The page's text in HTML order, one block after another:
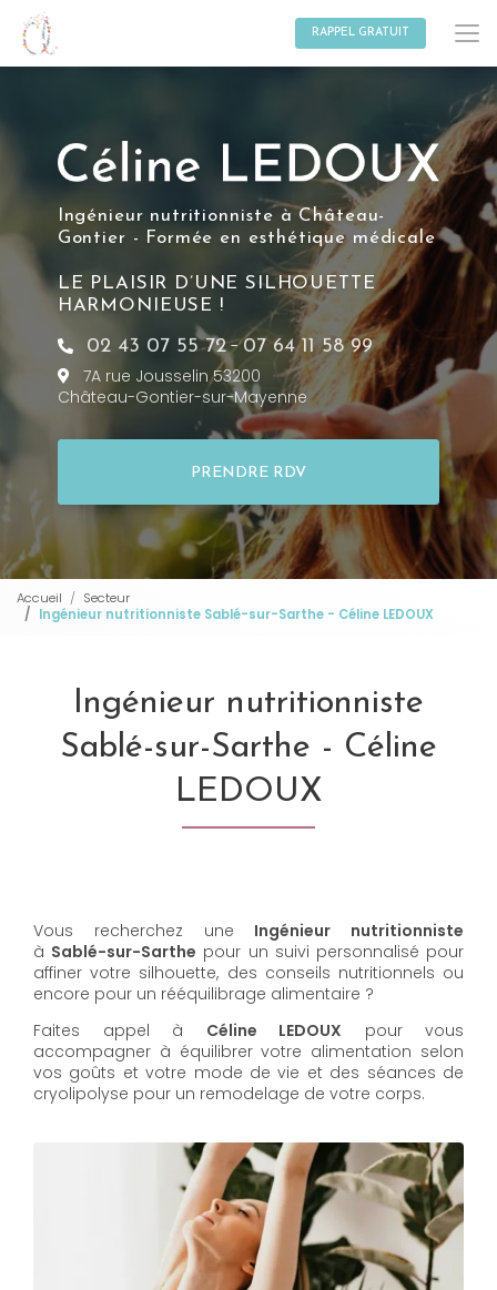
contenu
principal
RAPPEL GRATUIT
Ingénieur nutritionniste à Château-
Gontier - Formée en esthétique médicale
LE PLAISIR D’UNE SILHOUETTE
HARMONIEUSE !
02 43 07 55 72-07 64 11 58 99
7A rue Jousselin 53200
Château-Gontier-sur-Mayenne
PRENDRE RDV
Accueil
Secteur
Ingénieur nutritionniste Sablé-sur-Sarthe - Céline LEDOUX
Ingénieur nutritionniste
Sablé-sur-Sarthe - Céline
LEDOUX
Vous recherchez une Ingénieur nutritionniste
à Sablé-sur-Sarthe pour un suivi personnalisé pour
affiner votre silhouette, des conseils nutritionnels ou
encore pour un rééquilibrage alimentaire ?
Faites appel à Céline LEDOUX pour vous
accompagner à équilibrer votre alimentation selon
vos goûts et votre mode de vie et des séances de
cryolipolyse pour un remodelage de votre corps.